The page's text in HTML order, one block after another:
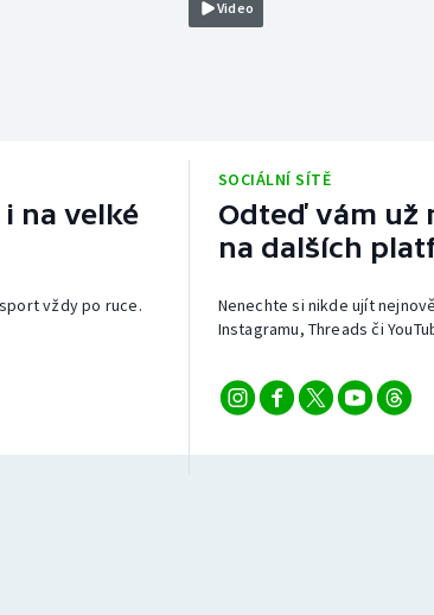
Video
na velké
vždy po ruce.
SOCIÁLNÍ SÍTĚ
Odteď vám už
na dalších
Nenechte si nikde ujít
Instagramu, Threads či